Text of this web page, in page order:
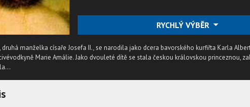
RYCHLÝ VÝBĚR
druhá manželka císaře Josefa II., se narodila jako dcera bavorského kurfiřta Karla
Marie Amálie. Jako dvouleté dítě se stala českou královskou princeznou,